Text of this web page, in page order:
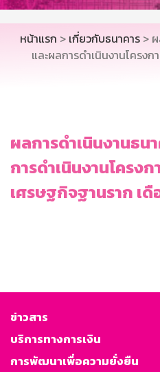
บริการออนไลน์
TH
GSB
หน้าแรก > เกี่ยวกับธนาคาร >
และผลการดำเนินงานโครง
ผลการดำเนินงานธน
การดำเนินงานโครง
เศรษฐกิจฐานราก เ
ข่าวสาร
บริการทางการเงิน
การพัฒนาเพื่อความยั่งยืน